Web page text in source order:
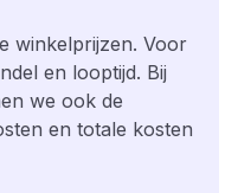
winkelprijzen. Voor
en looptijd. Bij
we ook de
en totale kosten